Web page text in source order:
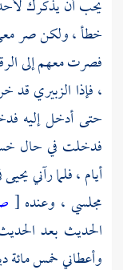
يحب أن يذكرك
خطأ ، ولكن صر معي
فصرت معهم إلى
، فإذا الزبيريقد
حتى أدخل إليه
فدخلت في حال
أيام ، فلما رآنييحيى
مجلسي ، وعنده [
الحديث بعد
وأعطاني خمس مائة